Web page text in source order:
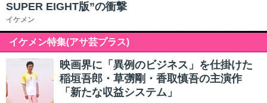
SUPER EIGHT版”の衝撃
イケメン
イケメン特集(アサ芸プラス)
映画界に「異例のビジネス」を仕掛けた
稲垣吾郎・草彅剛・香取慎吾の主演作
「新たな収益システム」